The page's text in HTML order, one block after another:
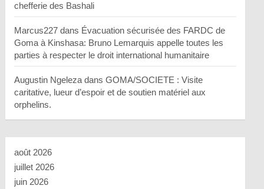
chefferie des Bashali
Marcus227 dans Évacuation sécurisée des FARDC de
Goma à Kinshasa: Bruno Lemarquis appelle toutes les
parties à respecter le droit international humanitaire
Augustin Ngeleza dansGOMA/SOCIETE : Visite
caritative, lueur d’espoir et de soutien matériel aux
orphelins.
août 2026
juillet 2026
juin 2026